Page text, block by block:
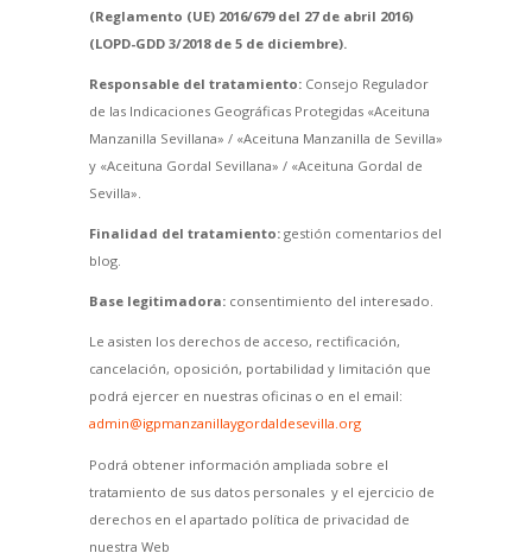
(Reglamento (UE) 2016/679 del 27 de abril 2016)
(LOPD-GDD 3/2018 de 5 de diciembre).
Responsable del tratamiento:Consejo Regulador
de las Indicaciones Geográficas Protegidas «Aceituna
Manzanilla Sevillana» / «Aceituna Manzanilla de Sevilla»
y «Aceituna Gordal Sevillana» / «Aceituna Gordal de
Sevilla».
Finalidad del tratamiento:gestión comentarios del
blog.
Base legitimadora:consentimiento del interesado.
Le asisten los derechos de acceso, rectificación,
cancelación, oposición, portabilidad y limitación que
podrá ejercer en nuestras oficinas o en el email:
admin@igpmanzanillaygordaldesevilla.org
Podrá obtener información ampliada sobre el
tratamiento de sus datos personales y el ejercicio de
derechos en el apartado política de privacidad de
nuestra Web